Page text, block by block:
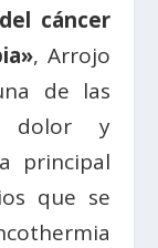
cáncer
, Arrojo
de las
dolor y
principal
que se